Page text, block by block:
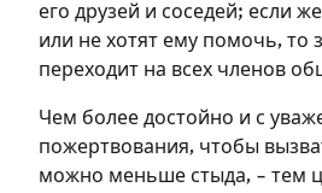
его друзей и соседей; если
или не хотят ему помочь, то
переходит на всех членов
Чем более достойно и с
пожертвования, чтобы
можно меньше стыда, – тем